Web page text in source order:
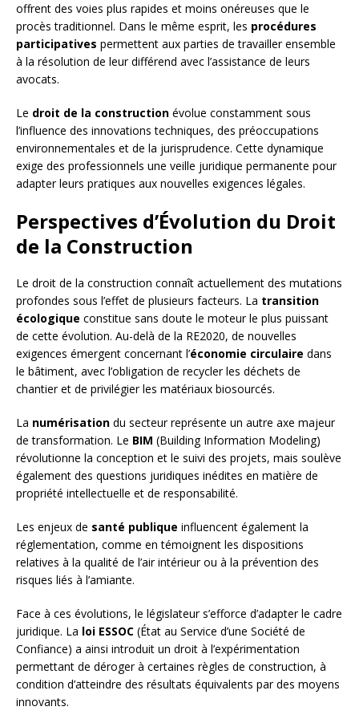
offrent des voies plus rapides et moins onéreuses que le
procès traditionnel. Dans le même esprit, les procédures
participatives permettent aux parties de travailler ensemble
à la résolution de leur différend avec l’assistance de leurs
avocats.
Le droit de la construction évolue constamment sous
l’influence des innovations techniques, des préoccupations
environnementales et de la jurisprudence. Cette dynamique
exige des professionnels une veille juridique permanente pour
adapter leurs pratiques aux nouvelles exigences légales.
Perspectives d’Évolution du Droit
de la Construction
Le droit de la construction connaît actuellement des mutations
profondes sous l’effet de plusieurs facteurs. La transition
écologique constitue sans doute le moteur le plus puissant
de cette évolution. Au-delà de la RE2020, de nouvelles
exigences émergent concernant l’économie circulaire dans
le bâtiment, avec l’obligation de recycler les déchets de
chantier et de privilégier les matériaux biosourcés.
La numérisation du secteur représente un autre axe majeur
de transformation. Le BIM (Building Information Modeling)
révolutionne la conception et le suivi des projets, mais soulève
également des questions juridiques inédites en matière de
propriété intellectuelle et de responsabilité.
Les enjeux de santé publique influencent également la
réglementation, comme en témoignent les dispositions
relatives à la qualité de l’air intérieur ou à la prévention des
risques liés à l’amiante.
Face à ces évolutions, le législateur s’efforce d’adapter le cadre
juridique. La loi ESSOC (État au Service d’une Société de
Confiance) a ainsi introduit un droit à l’expérimentation
permettant de déroger à certaines règles de construction, à
condition d’atteindre des résultats équivalents par des moyens
innovants.